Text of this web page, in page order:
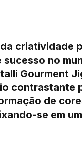
criatividade
no
Gourment
contrastante
de
se em